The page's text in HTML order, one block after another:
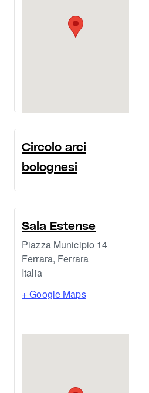
Circolo arci
bolognesi
Sala Estense
Piazza Municipio 14
Ferrara, Ferrara
Italia
+ Google Maps